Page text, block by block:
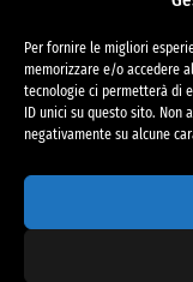
Per fornire le migliori
memorizzare e/o accedere
tecnologie ci permetterà di
ID unici su questo sito.
negativamente su alcune